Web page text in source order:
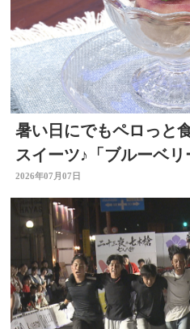
暑い日にでもペロっと
スイーツ♪「ブルーベ
クアイス」 ～開店！キ
2026年07月07日